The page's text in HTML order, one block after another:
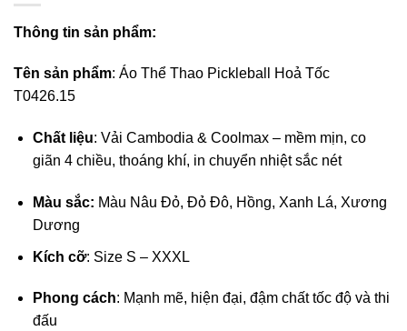
Thông tin sản phẩm:
Tên sản phẩm: Áo Thể Thao Pickleball Hoả Tốc
T0426.15
Chất liệu: Vải Cambodia & Coolmax – mềm mịn, co
giãn 4 chiều, thoáng khí, in chuyển nhiệt sắc nét
Màu sắc: Màu Nâu Đỏ, Đỏ Đô, Hồng, Xanh Lá, Xương
Dương
Kích cỡ: Size S – XXXL
Phong cách: Mạnh mẽ, hiện đại, đậm chất tốc độ và thi
đấu